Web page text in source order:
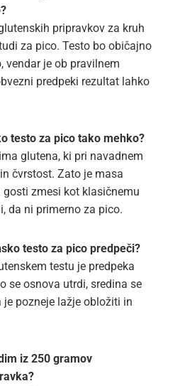
pripravkov za kruh
za pico. Testo bo običajno
vendar je ob pravilnem
predpeki rezultat lahko
testo za pico tako mehko?
glutena, ki pri navadnem
čvrstost. Zato je masa
zmesi kot klasičnemu
da ni primerno za pico.
testo za pico predpeči?
testu je predpeka
se osnova utrdi, sredina se
pozneje lažje obložiti in
iz 250 gramov